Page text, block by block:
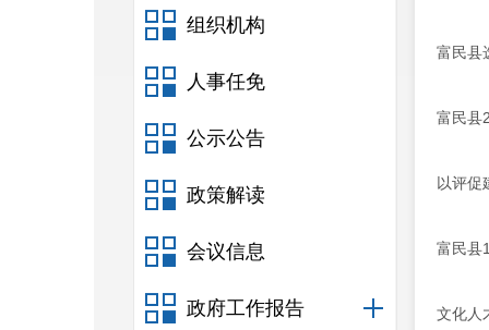
组织机构
人事任免
公示公告
政策解读
会议信息
政府工作报告
富民县
富民县
以评
富民县
文化人